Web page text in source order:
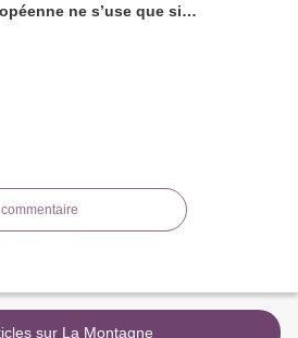
ne s’use que si…
sur La Montagne